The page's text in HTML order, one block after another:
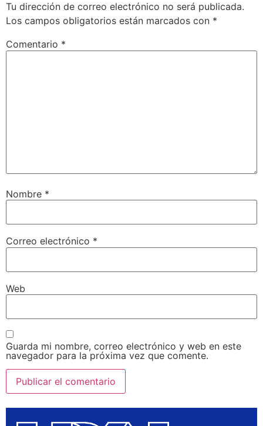
Tu dirección de correo electrónico no será publicada.
Los campos obligatorios están marcados con *
Comentario *
Nombre *
Correo electrónico *
Web
Guarda mi nombre, correo electrónico y web en este
navegador para la próxima vez que comente.